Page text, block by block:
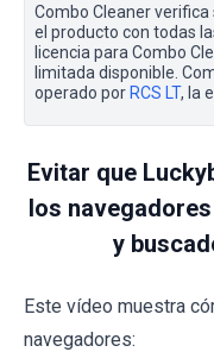
Combo Cleaner
el producto con todas
licencia para Combo
limitada disponible.
operado por RCS LT, la
Evitar que
los
y
Este vídeo muestra
navegadores: